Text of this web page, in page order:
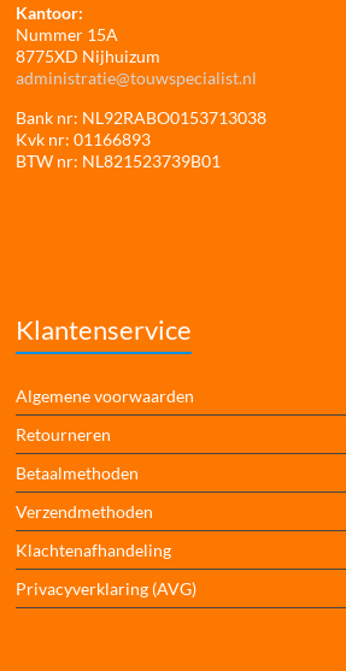
Kantoor:
Nummer 15A
8775XD Nijhuizum
administratie@touwspecialist.nl
Bank nr: NL92RABO0153713038
Kvk nr: 01166893
BTW nr: NL821523739B01
Klantenservice
Algemene voorwaarden
Retourneren
Betaalmethoden
Verzendmethoden
Klachtenafhandeling
Privacyverklaring (AVG)